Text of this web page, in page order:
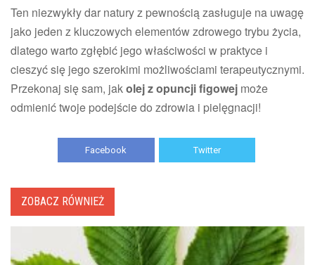
Ten niezwykły dar natury z pewnością zasługuje na uwagę
jako jeden z kluczowych elementów zdrowego trybu życia,
dlatego warto zgłębić jego właściwości w praktyce i
cieszyć się jego szerokimi możliwościami terapeutycznymi.
Przekonaj się sam, jakolej z opuncji figowej może
odmienić twoje podejście do zdrowia i pielęgnacji!
Facebook Twitter
ZOBACZ RÓWNIEŻ